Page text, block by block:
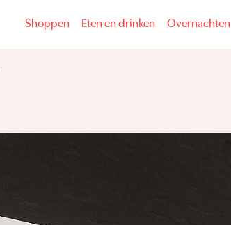
Shoppen Eten en drinken Overnachten